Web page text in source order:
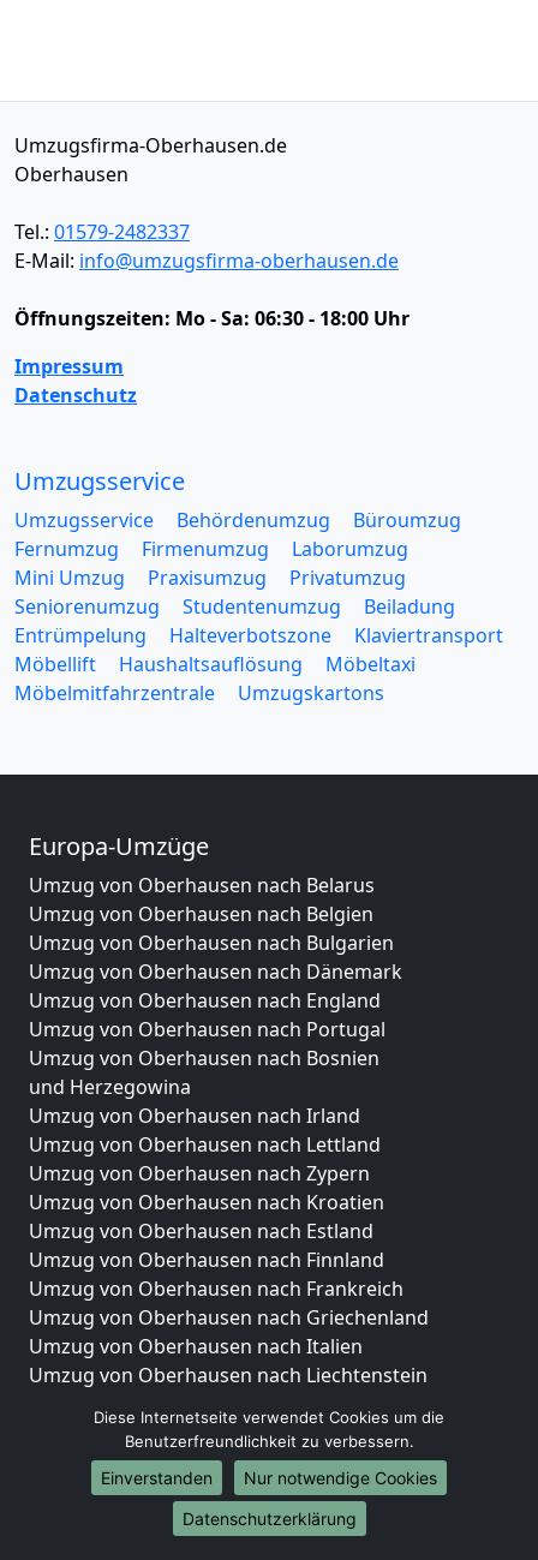
Umzugsfirma-Oberhausen.de
Oberhausen
Tel.: 01579-2482337
E-Mail: info@umzugsfirma-oberhausen.de
Öffnungszeiten: Mo - Sa: 06:30 - 18:00 Uhr
Impressum
Datenschutz
Umzugsservice
Umzugsservice Behördenumzug
Büroumzug
Fernumzug
Firmenumzug
Laborumzug
Mini Umzug
Praxisumzug
Privatumzug
Seniorenumzug
Studentenumzug
Beiladung
Entrümpelung
Halteverbotszone
Klaviertransport
Möbellift
Haushaltsauflösung
Möbeltaxi
Möbelmitfahrzentrale
Umzugskartons
Europa-Umzüge
Umzug von Oberhausen nach Belarus
Umzug von Oberhausen nach Belgien
Umzug von Oberhausen nach Bulgarien
Umzug von Oberhausen nach Dänemark
Umzug von Oberhausen nach England
Umzug von Oberhausen nach Portugal
Umzug von Oberhausen nach Bosnien
und Herzegowina
Umzug von Oberhausen nach Irland
Umzug von Oberhausen nach Lettland
Umzug von Oberhausen nach Zypern
Umzug von Oberhausen nach Kroatien
Umzug von Oberhausen nach Estland
Umzug von Oberhausen nach Finnland
Umzug von Oberhausen nach Frankreich
Umzug von Oberhausen nach Griechenland
Umzug von Oberhausen nach Italien
Umzug von Oberhausen nach Liechtenstein
Umzug von Oberhausen nach Niederlande
Umzug von Oberhausen nach Norwegen
Umzüge-Deutschlandweit
Diese Internetseite verwendet Cookies um die
Benutzerfreundlichkeit zu verbessern.
Einverstanden
Nur notwendige Cookies
Datenschutzerklärung